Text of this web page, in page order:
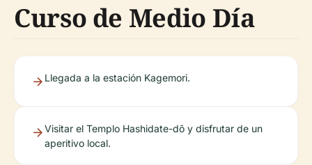
Curso de Medio Día
Llegada a la estación Kagemori.
Visitar el Templo Hashidate-dō y disfrutar de un
aperitivo local.